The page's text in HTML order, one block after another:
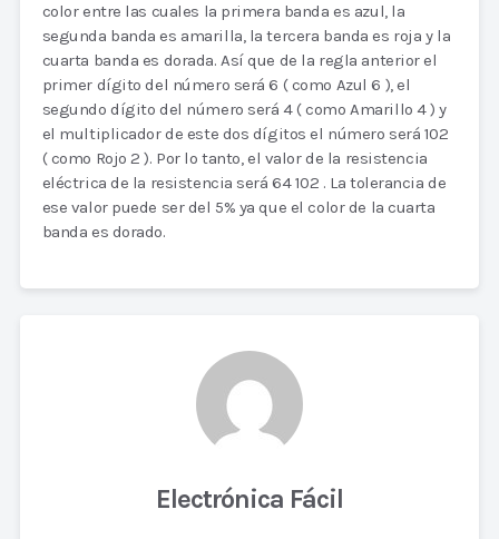
color entre las cuales la primera banda es azul, la
segunda banda es amarilla, la tercera banda es roja y la
cuarta banda es dorada. Así que de la regla anterior el
primer dígito del número será 6 ( como Azul 6 ), el
segundo dígito del número será 4 ( como Amarillo 4 ) y
el multiplicador de este dos dígitos el número será 102
( como Rojo 2 ). Por lo tanto, el valor de la resistencia
eléctrica de la resistencia será 64 102 . La tolerancia de
ese valor puede ser del 5% ya que el color de la cuarta
banda es dorado.
Electrónica Fácil